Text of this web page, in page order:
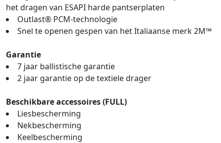
het dragen van ESAPI harde pantserplaten
Outlast® PCM-technologie
Snel te openen gespen van het Italiaanse merk 2M™
Garantie
7 jaar ballistische garantie
2 jaar garantie op de textiele drager
Beschikbare accessoires (FULL)
Liesbescherming
Nekbescherming
Keelbescherming